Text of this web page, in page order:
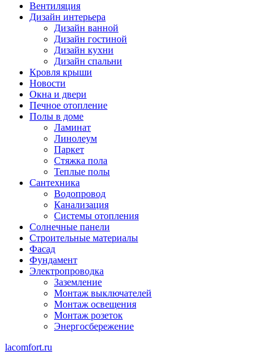
Вентиляция
Дизайн интерьера
Дизайн ванной
Дизайн гостиной
Дизайн кухни
Дизайн спальни
Кровля крыши
Новости
Окна и двери
Печное отопление
Полы в доме
Ламинат
Линолеум
Паркет
Стяжка пола
Теплые полы
Сантехника
Водопровод
Канализация
Системы отопления
Солнечные панели
Строительные материалы
Фасад
Фундамент
Электропроводка
Заземление
Монтаж выключателей
Монтаж освещения
Монтаж розеток
Энергосбережение
lacomfort.ru